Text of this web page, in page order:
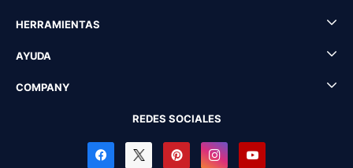
HERRAMIENTAS
AYUDA
COMPANY
REDES SOCIALES